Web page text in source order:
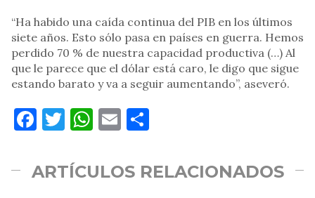
“Ha habido una caída continua del PIB en los últimos
siete años. Esto sólo pasa en países en guerra. Hemos
perdido 70 % de nuestra capacidad productiva (…) Al
que le parece que el dólar está caro, le digo que sigue
estando barato y va a seguir aumentando”, aseveró.
Facebook
Twitter
WhatsApp
Email
ARTÍCULOS RELACIONADOS